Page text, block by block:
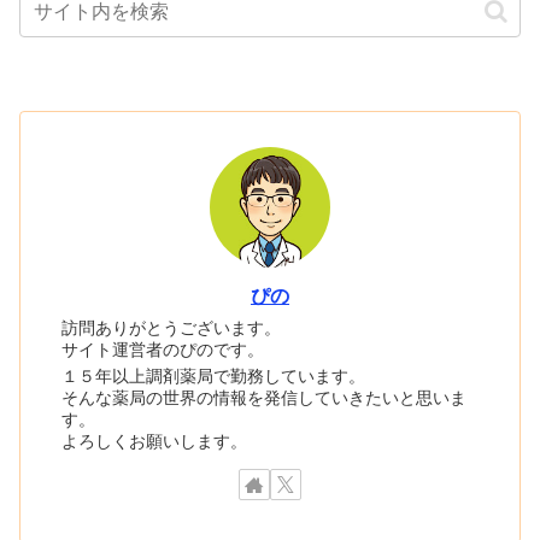
ぴの
訪問ありがとうございます。
サイト運営者のぴのです。
１５年以上調剤薬局で勤務しています。
そんな薬局の世界の情報を発信していきたいと思いま
す。
よろしくお願いします。